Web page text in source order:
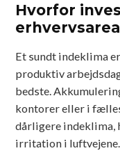
Hvorfor
Et sundt indeklima
produktiv
bedste.
kontorer eller i
dårligere
irritation i